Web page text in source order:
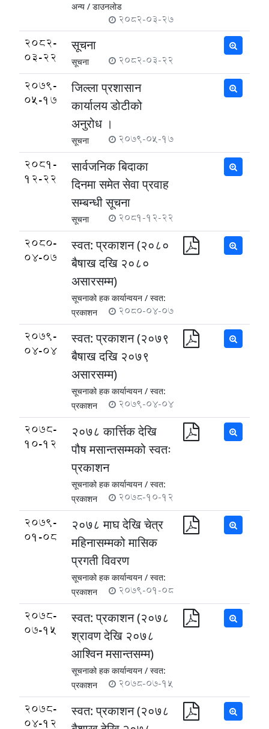
अन्य / डाउनलाेड
2082-03-27
2082-
03-22
सूचना
सूचना 2082-03-22
2079-
05-17
जिल्ला प्रशासान
कार्यालय डोटीको
अनुरोध ।
सूचना 2079-05-17
2081-
12-22
सार्वजनिक बिदाका
दिनमा समेत सेवा प्रवाह
सम्बन्धी सूचना
सूचना 2081-12-22
2080-
04-07
स्वत: प्रकाशन (२०८०
बैषाख दखि २०८०
असारसम्म)
सूचनाको हक कार्यान्वयन / स्वत:
प्रकाशन
2080-04-07
2079-
04-04
स्वत: प्रकाशन (२०७९
बैषाख दखि २०७९
असारसम्म)
सूचनाको हक कार्यान्वयन / स्वत:
प्रकाशन
2079-04-04
2078-
10-12
२०७८ कार्त्तिक देखि
पौष मसान्तसम्मको स्वतः
प्रकाशन
सूचनाको हक कार्यान्वयन / स्वत:
प्रकाशन
2078-10-12
2079-
01-08
२०७८ माघ देखि चेत्र
महिनासम्मको मासिक
प्रगती विवरण
सूचनाको हक कार्यान्वयन / स्वत:
प्रकाशन
2079-01-08
2078-
07-15
स्वत: प्रकाशन (२०७८
श्रावण देखि २०७८
आश्विन मसान्तसम्म)
सूचनाको हक कार्यान्वयन / स्वत:
प्रकाशन
2078-07-15
2078-
04-12
स्वत: प्रकाशन (२०७८